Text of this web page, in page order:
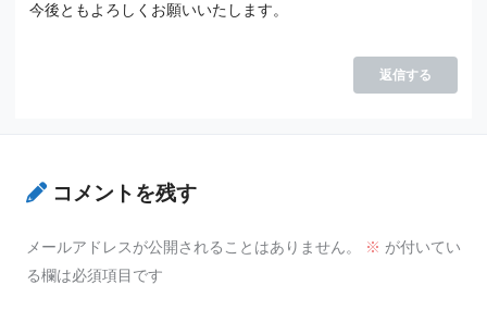
今後ともよろしくお願いいたします。
返信する
コメントを残す
メールアドレスが公開されることはありません。 ※ が付いてい
る欄は必須項目です